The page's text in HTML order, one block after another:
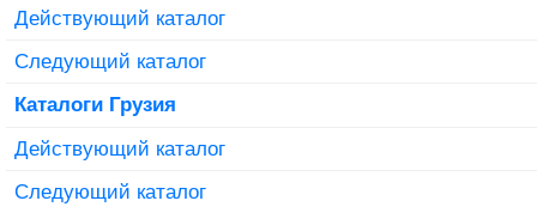
Действующий каталог
Следующий каталог
Каталоги Грузия
Действующий каталог
Следующий каталог